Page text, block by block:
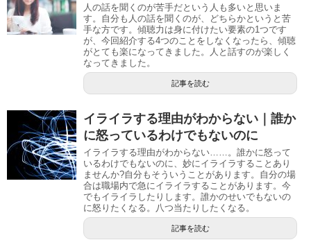
人の話を聞くのが苦手だという人も多いと思いま
す。自分も人の話を聞くのが、どちらかというと苦
手な方です。傾聴力は身に付けたい要素の1つです
が、今回紹介する4つのことをしなくなったら、傾聴
がとても楽になってきました。人と話すのが楽しく
なってきました。
記事を読む
イライラする理由がわからない｜誰か
に怒っているわけでもないのに
イライラする理由がわからない……。誰かに怒って
いるわけでもないのに、妙にイライラすることあり
ませんか?自分もそういうことがあります。自分の場
合は職場内で急にイライラすることがあります。今
でもイライラしたりします。誰かのせいでもないの
に怒りたくなる。八つ当たりしたくなる。
記事を読む